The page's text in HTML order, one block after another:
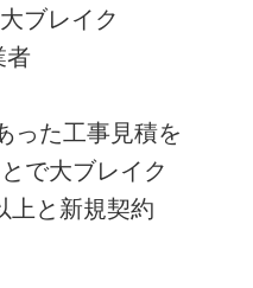
ブレイク
った工事見積を
で大ブレイク
と新規契約